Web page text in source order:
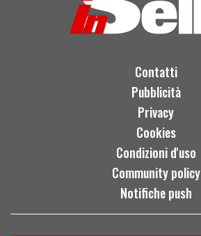
Contatti
Pubblicità
Privacy
Cookies
Condizioni d'uso
Community policy
Notifiche push